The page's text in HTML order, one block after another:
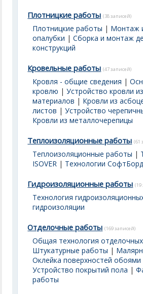
Плотницкие работы (38 записей)
Плотницкие работы | Монтаж
опалубки |Сборка и монтаж
конструкций
Кровельные работы (47 записей)
Кровля - общие сведения |
кровлю |Устройство кровли
материалов | Кровли из
листов |Устройство
Кровли из металлочерепицы
Теплоизоляционные работы (61
Теплоизоляционные работы |
ISOVER | Технологии
Гидроизоляционные работы (19
Технология
гидроизоляции
Отделочные работы (169 записей)
Общая технология
Штукатурные работы |
Оклейка поверхностей обоями
Устройство покрытий пола |
работы